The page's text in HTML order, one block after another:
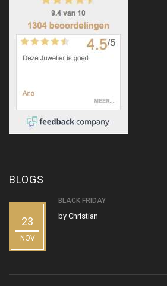
BLOGS
23
NOV
BLACK FRIDAY
by Christian